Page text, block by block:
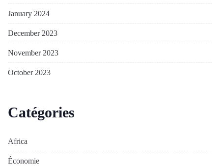
January 2024
December 2023
November 2023
October 2023
Catégories
Africa
Économie